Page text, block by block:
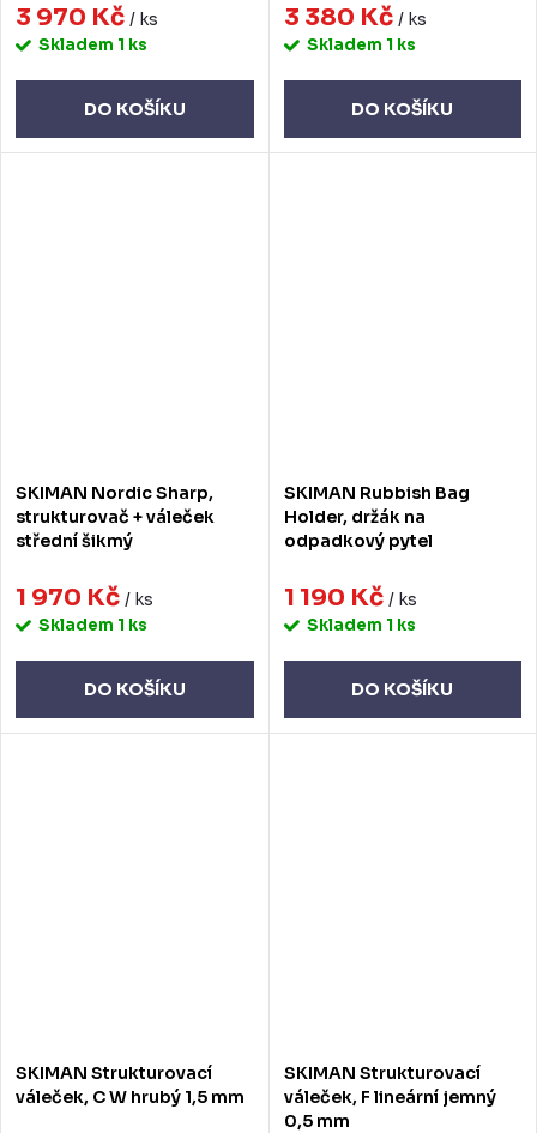
3 970 Kč / ks
Skladem 1 ks
DO KOŠÍKU
3 380 Kč / ks
Skladem 1 ks
DO KOŠÍKU
SKIMAN Nordic Sharp,
strukturovač + váleček
střední šikmý
1 970 Kč / ks
Skladem 1 ks
DO KOŠÍKU
SKIMAN Rubbish Bag
Holder, držák na
odpadkový pytel
1 190 Kč / ks
Skladem 1 ks
DO KOŠÍKU
SKIMAN Strukturovací
váleček, C W hrubý 1,5 mm
SKIMAN Strukturovací
váleček, F lineární jemný
0,5 mm